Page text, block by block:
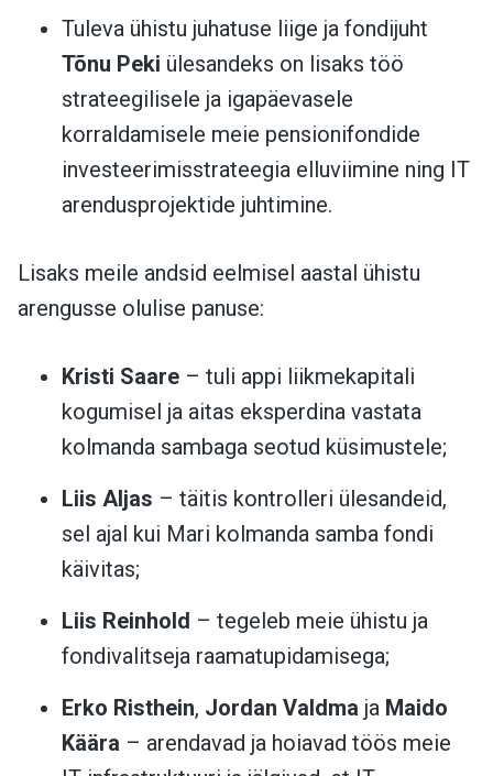
Tuleva ühistu juhatuse liige ja fondijuht
Tõnu Peki ülesandeks on lisaks töö
strateegilisele ja igapäevasele
korraldamisele meie pensionifondide
investeerimisstrateegia elluviimine ning IT
arendusprojektide juhtimine.
Lisaks meile andsid eelmisel aastal ühistu
arengusse olulise panuse:
Kristi Saare – tuli appi liikmekapitali
kogumisel ja aitas eksperdina vastata
kolmanda sambaga seotud küsimustele;
Liis Aljas – täitis kontrolleri ülesandeid,
sel ajal kui Mari kolmanda samba fondi
käivitas;
Liis Reinhold – tegeleb meie ühistu ja
fondivalitseja raamatupidamisega;
Erko Risthein, Jordan Valdma ja Maido
Käära – arendavad ja hoiavad töös meie